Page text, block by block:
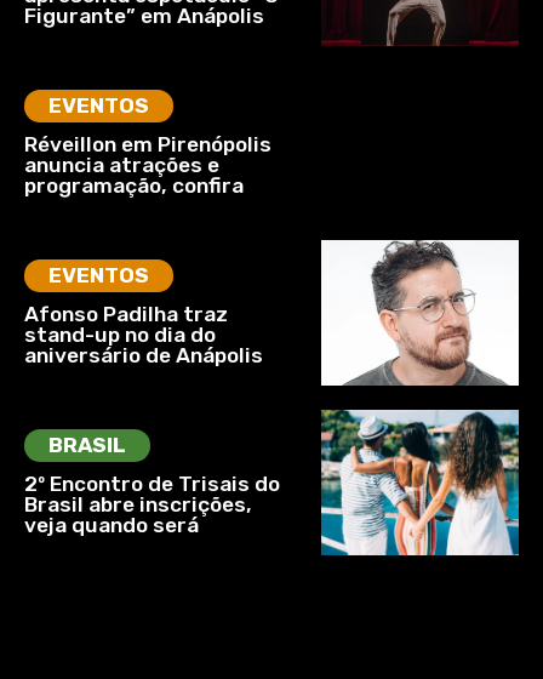
Figurante” em Anápolis
EVENTOS
Réveillon em Pirenópolis
anuncia atrações e
programação, confira
EVENTOS
Afonso Padilha traz
stand-up no dia do
aniversário de Anápolis
BRASIL
2º Encontro de Trisais do
Brasil abre inscrições,
veja quando será